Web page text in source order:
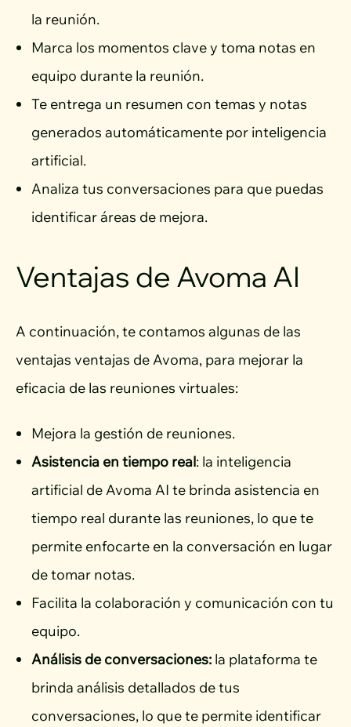
la reunión.
Marca los momentos clave y toma notas en
equipo durante la reunión.
Te entrega un resumen con temas y notas
generados automáticamente por inteligencia
artificial.
Analiza tus conversaciones para que puedas
identificar áreas de mejora.
Ventajas de Avoma AI
A continuación, te contamos algunas de las
ventajas ventajas de Avoma, para mejorar la
eficacia de las reuniones virtuales:
Mejora la gestión de reuniones.
Asistencia en tiempo real: la inteligencia
artificial de Avoma AI te brinda asistencia en
tiempo real durante las reuniones, lo que te
permite enfocarte en la conversación en lugar
de tomar notas.
Facilita la colaboración y comunicación con tu
equipo.
Análisis de conversaciones: la plataforma te
brinda análisis detallados de tus
conversaciones, lo que te permite identificar